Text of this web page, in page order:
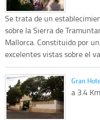
Se trata de un
sobre la Sierra de
Mallorca. Constituido por
excelentes vistas sobre el
Gran
a 3.4